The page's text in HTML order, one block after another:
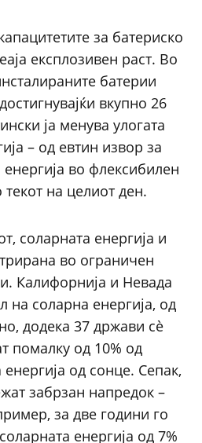
за батериско
експлозивен раст. Во
батерии
вкупно 26
ја менува улогата
– од евтин извор за
во флексибилен
на целиот ден.
соларната енергија и
во ограничен
Калифорнија и Невада
на соларна енергија, од
додека 37 држави сè
помалку од 10% од
енергија од сонце. Сепак,
забрзан напредок –
за две години го
енергија од 7%